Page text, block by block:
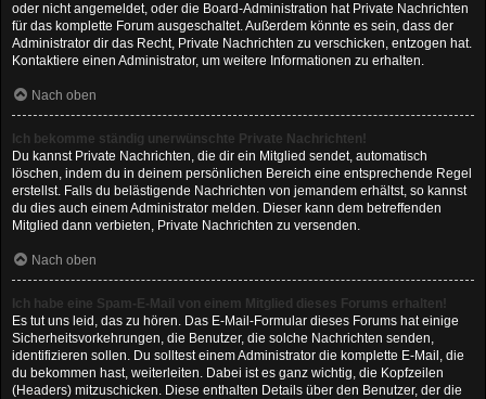
oder nicht angemeldet, oder die Board-Administration hat Private Nachrichten
für das komplette Forum ausgeschaltet. Außerdem könnte es sein, dass der
Administrator dir das Recht, Private Nachrichten zu verschicken, entzogen hat.
Kontaktiere einen Administrator, um weitere Informationen zu erhalten.
Nach oben
Ich bekomme ständig unerwünschte Private Nachrichten!
Du kannst Private Nachrichten, die dir ein Mitglied sendet, automatisch
löschen, indem du in deinem persönlichen Bereich eine entsprechende Regel
erstellst. Falls du belästigende Nachrichten von jemandem erhältst, so kannst
du dies auch einem Administrator melden. Dieser kann dem betreffenden
Mitglied dann verbieten, Private Nachrichten zu versenden.
Nach oben
Ich habe eine Spam-E-Mail von einem Mitglied dieses Forums erhalten!
Es tut uns leid, das zu hören. Das E-Mail-Formular dieses Forums hat einige
Sicherheitsvorkehrungen, die Benutzer, die solche Nachrichten senden,
identifizieren sollen. Du solltest einem Administrator die komplette E-Mail, die
du bekommen hast, weiterleiten. Dabei ist es ganz wichtig, die Kopfzeilen
(Headers) mitzuschicken. Diese enthalten Details über den Benutzer, der die